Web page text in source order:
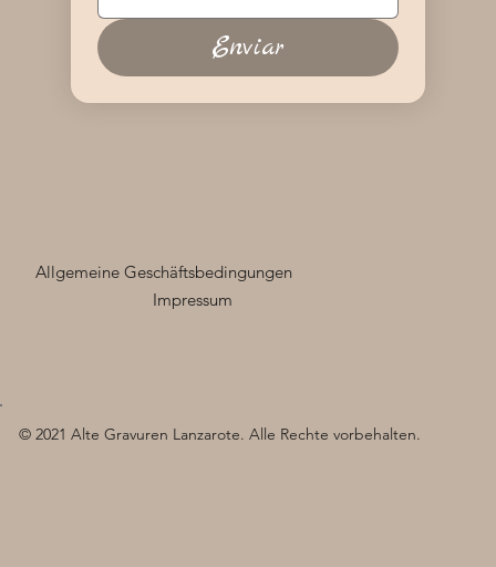
Impressum
Allgemeine Geschäftsbedingungen
© 2021 Alte Gravuren Lanzarote. Alle Rechte vorbehalten.
Enviar